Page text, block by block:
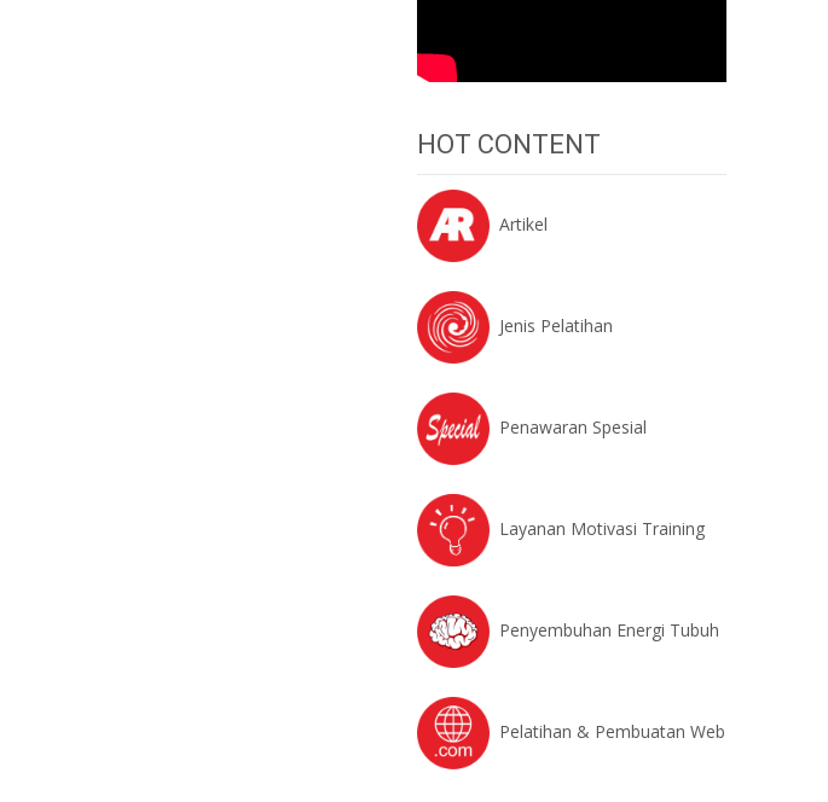
HOT CONTENT
Artikel
Jenis Pelatihan
Penawaran Spesial
Layanan Motivasi Training
Penyembuhan Energi Tubuh
Pelatihan & Pembuatan Web